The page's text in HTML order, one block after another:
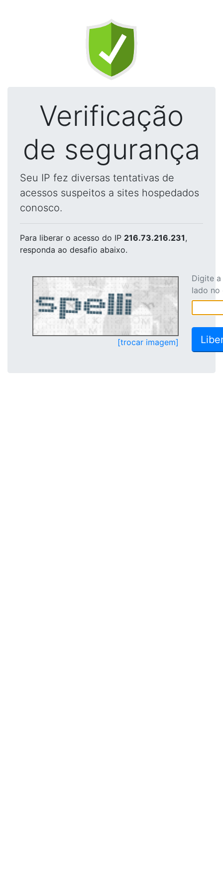
Verificação
de segurança
Seu IP fez diversas tentativas de
acessos suspeitos a sites hospedados
conosco.
Para liberar o acesso do IP 216.73.216.231,
responda ao desafio abaixo.
[trocar imagem]
Digite
lado no